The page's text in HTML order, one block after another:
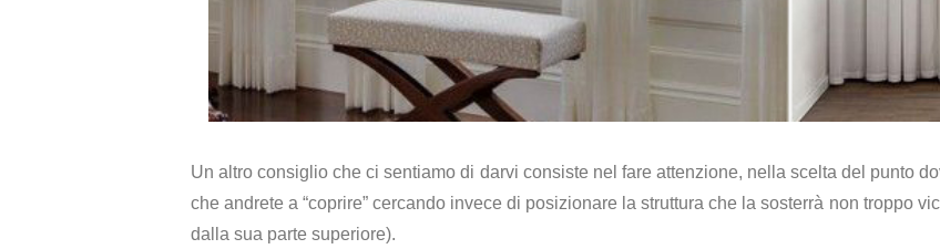
Un altro consiglio che ci sentiamo di darvi consiste nel fare attenzione, nella scelta del punto
che andrete a “coprire” cercando invece di posizionare la struttura che la sosterrà non troppo
dalla sua parte superiore).